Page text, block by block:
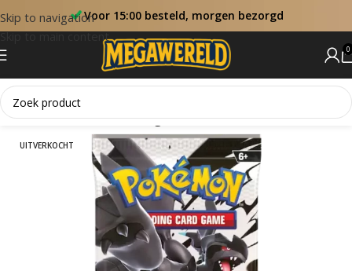
Skip to navigation
Skip to main content
Voor 15:00 besteld, morgen bezorgd
0
Home Sets Black Bolt Engels
UITVERKOCHT